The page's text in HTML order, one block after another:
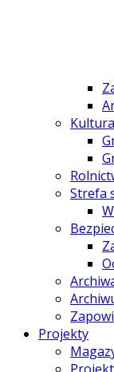
Kultura
Strefa
Projekty